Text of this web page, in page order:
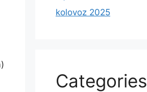
kolovoz 2025
Categories